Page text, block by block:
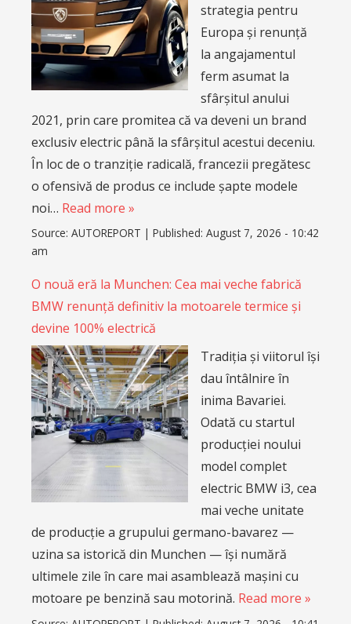
strategia pentru
Europa și renunță
la angajamentul
ferm asumat la
sfârșitul anului
2021, prin care promitea că va deveni un brand
exclusiv electric până la sfârșitul acestui deceniu.
În loc de o tranziție radicală, francezii pregătesc
o ofensivă de produs ce include șapte modele
noi… Read more »
Source: AUTOREPORT | Published: August 7, 2026 - 10:42
am
O nouă eră la Munchen: Cea mai veche fabrică
BMW renunță definitiv la motoarele termice și
devine 100% electrică
Tradiția și viitorul își
dau întâlnire în
inima Bavariei.
Odată cu startul
producției noului
model complet
electric BMW i3, cea
mai veche unitate
de producție a grupului germano-bavarez —
uzina sa istorică din Munchen — își numără
ultimele zile în care mai asamblează mașini cu
motoare pe benzină sau motorină. Read more »